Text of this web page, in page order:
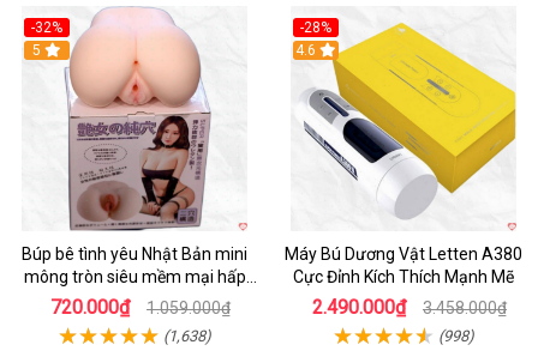
-32%
Hot
5
Búp bê tình yêu Nhật Bản mini
mông tròn siêu mềm mại hấp
dẫn
720.000₫ 1.059.000₫
(1,638)
-28%
Hot
4.6
Máy Bú Dương Vật Letten A380
Cực Đỉnh Kích Thích Mạnh Mẽ
2.490.000₫ 3.458.000₫
(998)